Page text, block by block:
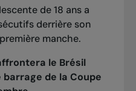
de 18 ans a
derrière son
manche.
le Brésil
de la Coupe